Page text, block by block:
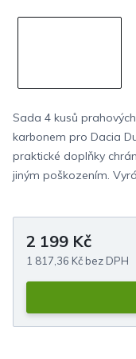
Sada 4 kusů
karbonem pro Dacia
praktické doplňky
jiným poškozením.
2 199 Kč
1 817,36 Kč bez DPH